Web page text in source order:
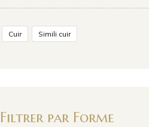
Cuir Simili cuir
Filtrer par Forme